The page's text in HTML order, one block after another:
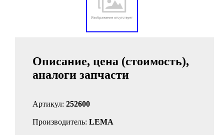
Описание, цена (стоимость),
аналоги запчасти
Артикул: 252600
Производитель: LEMA